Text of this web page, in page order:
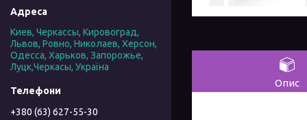
Опис
Киев, Черкассы, Кировоград,
Львов, Ровно, Николаев, Херсон,
Одесса, Харьков, Запорожье,
Луцк,Черкасы, Україна
+380 (63) 627-55-30